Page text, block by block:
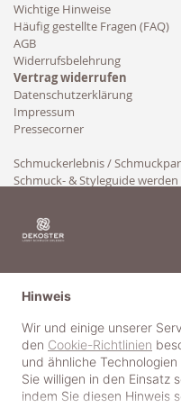
Wichtige Hinweise
Häufig gestellte Fragen (FAQ)
AGB
Widerrufsbelehrung
Vertrag widerrufen
Datenschutzerklärung
Impressum
Pressecorner
Schmuckerlebnis /
Schmuck- & Styleguide werden
Hinweis
Wir und einige unserer
den Cookie-Richtlinien
und ähnliche Technologien
Sie willigen in den Einsatz
indem Sie diesen Hinweis